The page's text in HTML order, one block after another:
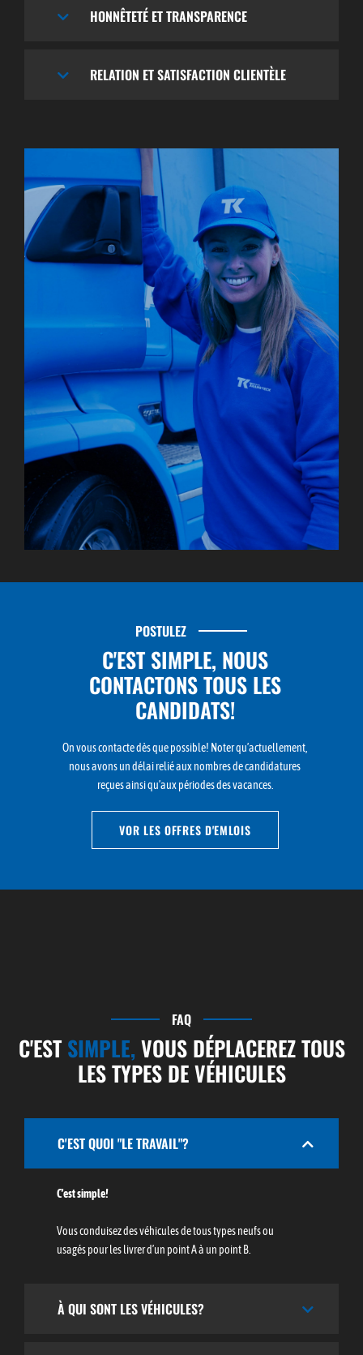
HONNÊTETÉ ET TRANSPARENCE
RELATION ET SATISFACTION CLIENTÈLE
POSTULEZ
C'EST SIMPLE, NOUS
CONTACTONS TOUS LES
CANDIDATS!
On vous contacte dès que possible! Noter qu’actuellement,
nous avons un délai relié aux nombres de candidatures
reçues ainsi qu’aux périodes des vacances.
VOR LES OFFRES D'EMLOIS
FAQ
C'EST SIMPLE, VOUS DÉPLACEREZ TOUS
LES TYPES DE VÉHICULES
C'EST QUOI "LE TRAVAIL"?
C’est simple!
Vous conduisez des véhicules de tous typesneufs ou
usagéspour les livrer d’un point A à un point B.
À QUI SONT LES VÉHICULES?